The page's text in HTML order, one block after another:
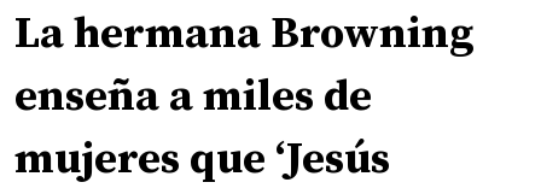
La hermana Browning
enseña a miles de
mujeres que ‘Jesús